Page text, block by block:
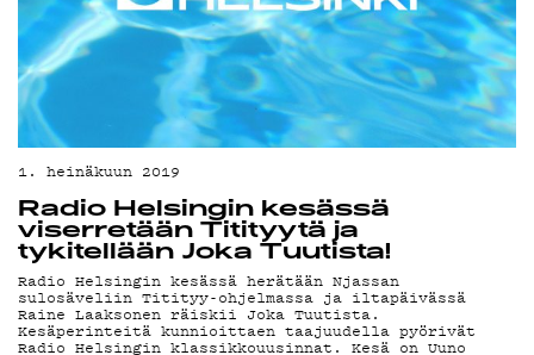
1. heinäkuun 2019
Radio Helsingin kesässä
viserretään Titityytä ja
tykitellään Joka Tuutista!
Radio Helsingin kesässä herätään Njassan
sulosäveliin Titityy-ohjelmassa ja iltapäivässä
Raine Laaksonen räiskii Joka Tuutista.
Kesäperinteitä kunnioittaen taajuudella pyörivät
Radio Helsingin klassikkouusinnat. Kesä on Uuno